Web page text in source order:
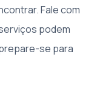
Fale com
podem
se para